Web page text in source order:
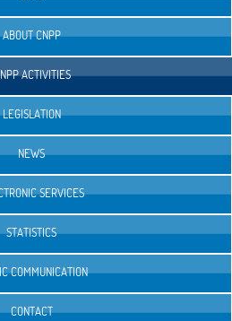
ABOUT CNPP
ACTIVITIES
LEGISLATION
NEWS
SERVICES
STATISTICS
COMMUNICATION
CONTACT